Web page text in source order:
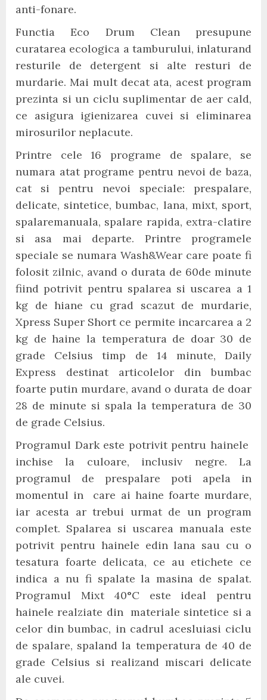
anti-fonare.
Functia Eco Drum Clean presupune
curatarea ecologica a tamburului, inlaturand
resturile de detergent si alte resturi de
murdarie. Mai mult decat ata, acest program
prezinta si un ciclu suplimentar de aer cald,
ce asigura igienizarea cuvei si eliminarea
mirosurilor neplacute.
Printre cele 16 programe de spalare, se
numara atat programe pentru nevoi de baza,
cat si pentru nevoi speciale: prespalare,
delicate, sintetice, bumbac, lana, mixt, sport,
spalaremanuala, spalare rapida, extra-clatire
si asa mai departe. Printre programele
speciale se numara Wash&Wear care poate fi
folosit zilnic, avand o durata de 60de minute
fiind potrivit pentru spalarea si uscarea a 1
kg de hiane cu grad scazut de murdarie,
Xpress Super Short ce permite incarcarea a 2
kg de haine la temperatura de doar 30 de
grade Celsius timp de 14 minute, Daily
Express destinat articolelor din bumbac
foarte putin murdare, avand o durata de doar
28 de minute si spala la temperatura de 30
de grade Celsius.
Programul Dark este potrivit pentru hainele
inchise la culoare, inclusiv negre. La
programul de prespalare poti apela in
momentul in care ai haine foarte murdare,
iar acesta ar trebui urmat de un program
complet. Spalarea si uscarea manuala este
potrivit pentru hainele edin lana sau cu o
tesatura foarte delicata, ce au etichete ce
indica a nu fi spalate la masina de spalat.
Programul Mixt 40°C este ideal pentru
hainele realziate din materiale sintetice si a
celor din bumbac, in cadrul acesluiasi ciclu
de spalare, spaland la temperatura de 40 de
grade Celsius si realizand miscari delicate
ale cuvei.